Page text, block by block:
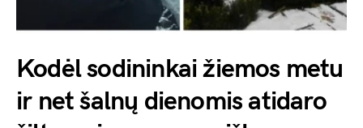
Kodėl sodininkai žiemos metu
ir net šalnų dienomis atidaro